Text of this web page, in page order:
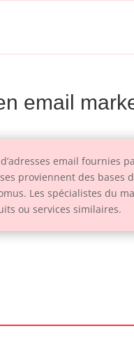
email
email
proviennent des
Les spécialistes du
ou services similaires.